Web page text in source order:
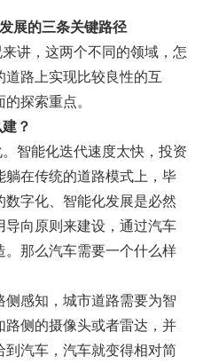
展的三条关键路径
讲，这两个不同的领域，怎
路上实现比较良性的互
探索重点。
？
智能化迭代速度太快，投资
在传统的道路模式上，毕
字化、智能化发展是必然
导向原则来建设，通过汽车
。那么汽车需要一个什么样
感知，城市道路需要为智
侧的摄像头或者雷达，并
汽车，汽车就变得相对简